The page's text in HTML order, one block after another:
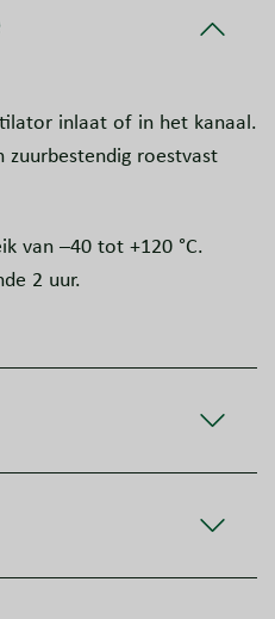
inlaat of in het kanaal.
zuurbestendig roestvast
van –40 tot +120 °C.
2 uur.